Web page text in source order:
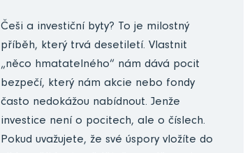
Češi a investiční byty? To je milostný
příběh, který trvá desetiletí. Vlastnit
„něco hmatatelného“ nám dává pocit
bezpečí, který nám akcie nebo fondy
často nedokážou nabídnout. Jenže
investice není o pocitech, ale o číslech.
Pokud uvažujete, že své úspory vložíte do